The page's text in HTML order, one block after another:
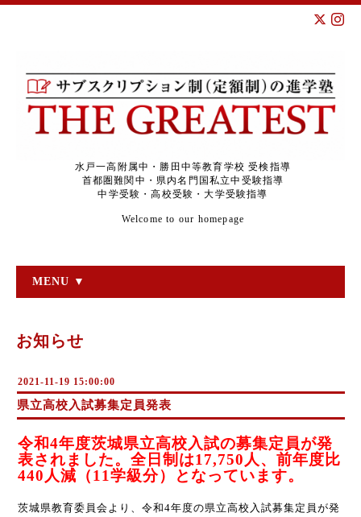
水戸一高附属中・勝田中等教育学校 受検指導
首都圏難関中・県内名門国私立中受験指導
中学受験・高校受験・大学受験指導
Welcome to our homepage
MENU ▼
お知らせ
2021-11-19 15:00:00
県立高校入試募集定員発表
令和4年度茨城県立高校入試の募集定員が発
表されました。全日制は17,750人、前年度比
440人減（11学級分）となっています。
茨城県教育委員会より、令和4年度の県立高校入試募集定員が発